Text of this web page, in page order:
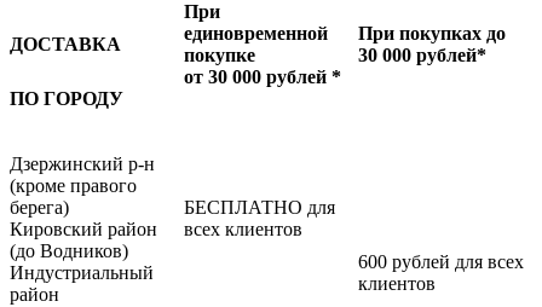
ДОСТАВКА
При
единовременной
покупке
от 30 000 рублей *
При покупках до
30 000 рублей*
ПО ГОРОДУ
Дзержинский р-н
(кроме правого
берега)
Кировский район
(до Водников)
Индустриальный
район
БЕСПЛАТНО для
всех клиентов
600 рублей для всех
клиентов